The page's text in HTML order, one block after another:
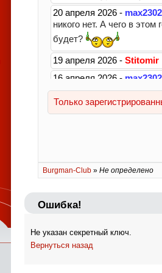
Burgman-Club » Не определено
Ошибка!
Не указан секретный ключ.
Вернуться назад